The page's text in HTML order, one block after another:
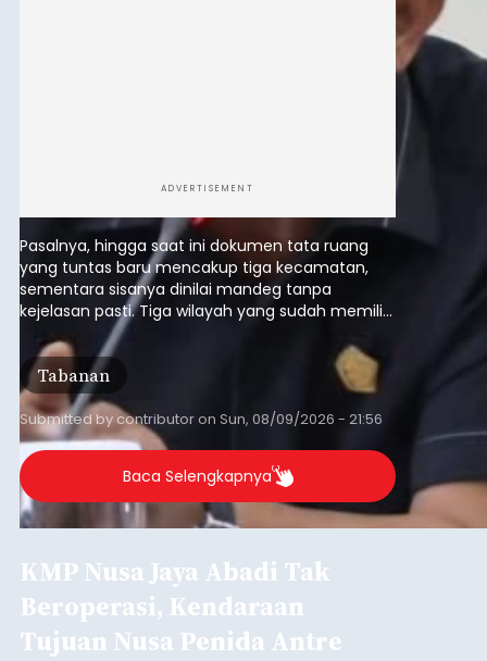
ADVERTISEMENT
Pasalnya, hingga saat ini dokumen tata ruang
yang tuntas baru mencakup tiga kecamatan,
sementara sisanya dinilai mandeg tanpa
kejelasan pasti. Tiga wilayah yang sudah memiliki
RDTR tersebut meliputi Kecamatan Kediri,
Tabanan, dan Selemadeg Barat.
Tabanan
Submitted by contributoron Sun, 08/09/2026 - 21:56
Baca Selengkapnya
KMP Nusa Jaya Abadi Tak
Beroperasi, Kendaraan
Tujuan Nusa Penida Antre